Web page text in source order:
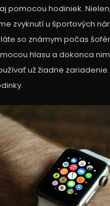
pomocou hodiniek.
zvyknutí u športových
so známym počas
hlasu a dokonca
už žiadne